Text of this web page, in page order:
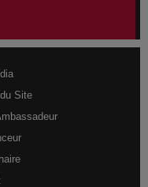
Site